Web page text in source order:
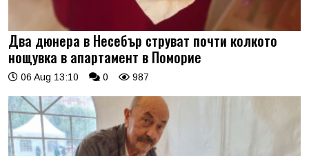
Два дюнера в Несебър струват почти колкото
нощувка в апартамент в Поморие
06 Aug 13:10 0 987